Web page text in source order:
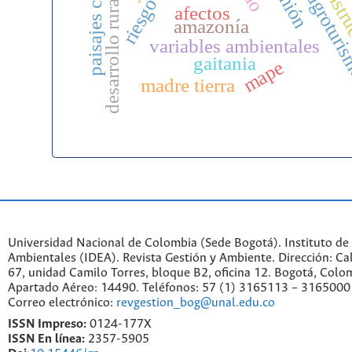
variables ambientales
gaitania
afectos
madre tierra
amazonía
mape
Universidad Nacional de Colombia (Sede Bogotá). Instituto de
Ambientales (IDEA). Revista Gestión y Ambiente. Dirección:
67, unidad Camilo Torres, bloque B2, oficina 12. Bogotá,
Apartado Aéreo: 14490. Teléfonos: 57 (1) 3165113 –
Correo electrónico: revgestion_bog@unal.edu.co
ISSN Impreso: 0124-177X
ISSN En línea: 2357-5905